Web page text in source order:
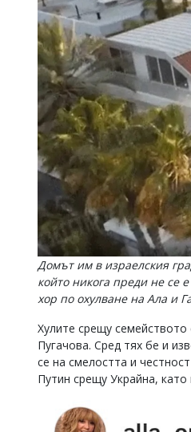
Домът им в израелския
който никога преди не се
хор по охулване на Ала и
Хулите срещу семейството
Пугачова. Сред тях бе и
се на смелостта и
Путин срещу Украйна, като